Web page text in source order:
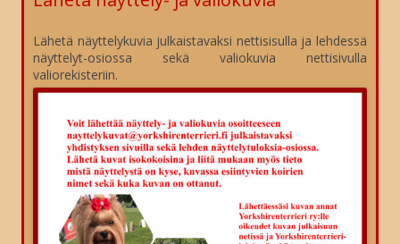
Lähetä näyttelykuvia julkaistavaksi nettisisulla ja lehdessä
näyttelyt-osiossa sekä valiokuvia nettisivulla
valiorekisteriin.